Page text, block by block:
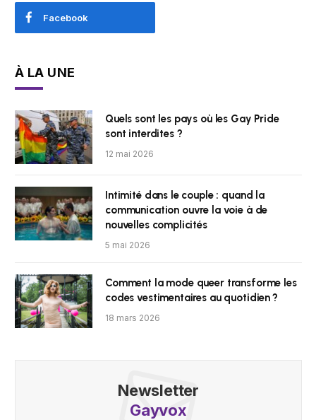
Facebook
À LA UNE
Quels sont les pays où les Gay Pride
sont interdites ?
12 mai 2026
Intimité dans le couple : quand la
communication ouvre la voie à de
nouvelles complicités
5 mai 2026
Comment la mode queer transforme les
codes vestimentaires au quotidien ?
18 mars 2026
Newsletter
Gayvox